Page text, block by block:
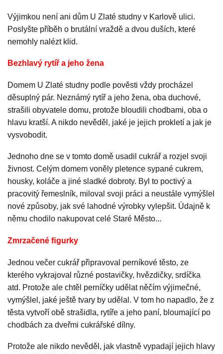
Výjimkou není ani dům U Zlaté studny v Karlově ulici.
Poslyšte příběh o brutální vraždě a dvou duších, které
nemohly nalézt klid.
Bezhlavý rytíř a jeho žena
Domem U Zlaté studny podle pověsti vždy procházel
děsuplný pár. Neznámý rytíř a jeho žena, oba duchové,
strašili obyvatele domu, protože bloudili chodbami, oba o
hlavu kratší. A nikdo nevěděl, jaké je jejich prokletí a jak je
vysvobodit.
Jednoho dne se v tomto domě usadil cukrář a rozjel svoji
živnost. Celým domem voněly pletence sypané cukrem,
housky, koláče a jiné sladké dobroty. Byl to poctivý a
pracovitý řemeslník, miloval svoji práci a neustále vymýšlel
nové způsoby, jak své lahodné výrobky vylepšit. Údajně k
němu chodilo nakupovat celé Staré Město...
Zmrzačené ﬁgurky
Jednou večer cukrář připravoval perníkové těsto, ze
kterého vykrajoval různé postavičky, hvězdičky, srdíčka
atd. Protože ale chtěl perníčky udělat něčím výjimečné,
vymýšlel, jaké ještě tvary by udělal. V tom ho napadlo, že z
těsta vytvoří obě strašidla, rytíře a jeho paní, bloumající po
chodbách za dveřmi cukrářské dílny.
Protože ale nikdo nevěděl, jak vlastně vypadají jejich hlavy